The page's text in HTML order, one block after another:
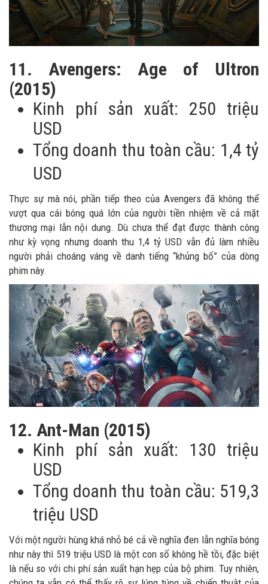
11. Avengers: Age of Ultron
(2015)
Kinh phí sản xuất: 250 triệu
USD
Tổng doanh thu toàn cầu: 1,4 tỷ
USD
Thực sự mà nói, phần tiếp theo của Avengers đã không thể
vượt qua cái bóng quá lớn của người tiền nhiệm về cả mặt
thương mại lẫn nội dung. Dù chưa thể đạt được thành công
như kỳ vọng nhưng doanh thu 1,4 tỷ USD vẫn đủ làm nhiều
người phải choáng váng về danh tiếng “khủng bố” của dòng
phim này.
12. Ant-Man (2015)
Kinh phí sản xuất: 130 triệu
USD
Tổng doanh thu toàn cầu: 519,3
triệu USD
Với một người hùng khá nhỏ bé cả về nghĩa đen lẫn nghĩa bóng
như này thì 519 triệu USD là một con số không hề tồi, đặc biệt
là nếu so với chi phí sản xuất hạn hẹp của bộ phim. Tuy nhiên,